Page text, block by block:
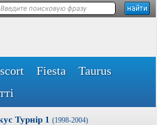
Fiesta
Taurus
Турнір 1 (1998-2004)